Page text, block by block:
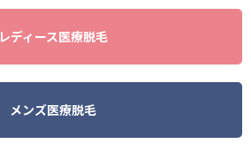
レディース医療脱毛
メンズ医療脱毛